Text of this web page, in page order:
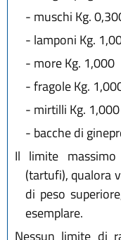
- muschi Kg.
- lamponi Kg.
- more Kg. 1,000
-fragole Kg.
- mirtilli Kg. 1,000
- bacche di
Il limite
(tartufi), qualora
di peso
esemplare.
Nessun limite di